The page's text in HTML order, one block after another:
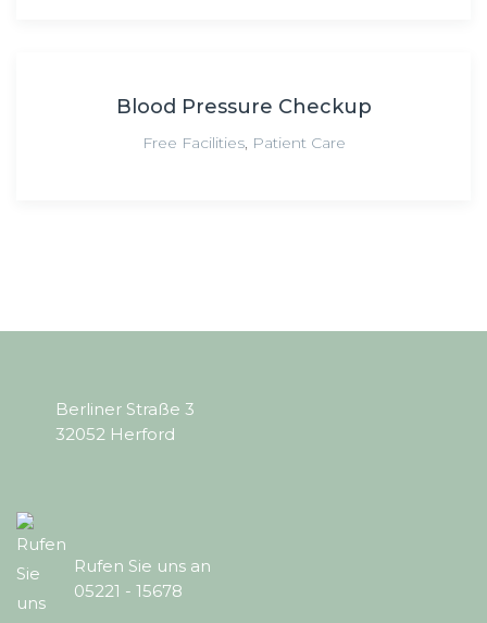
Blood Pressure Checkup
Free Facilities, Patient Care
Berliner Straße 3
32052 Herford
Rufen Sie uns an
05221 - 15678